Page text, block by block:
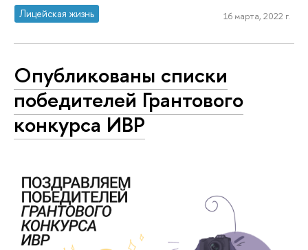
Лицейская жизнь 16 марта, 2022 г.
Опубликованы списки
победителей Грантового
конкурса ИВР